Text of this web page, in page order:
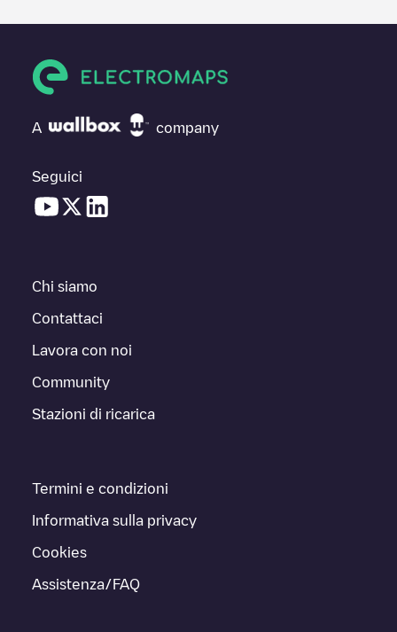
A company
Seguici
Chi siamo
Contattaci
Lavora con noi
Community
Stazioni di ricarica
Termini e condizioni
Informativa sulla privacy
Cookies
Assistenza/FAQ